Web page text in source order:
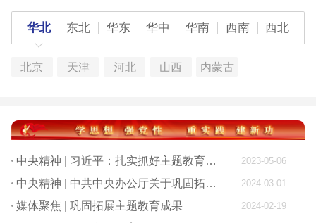
华北 东北 华东 华中 华南 西南 西北
北京 天津 河北 山西 内蒙古
中央精神 | 习近平：扎实抓好主题教育 为奋进新征程凝心聚力 2023-05-06
中央精神 | 中共中央办公厅关于巩固拓展学习贯彻习近平新时代中国特色社会主义思想主题教育成果的意见 2024-03-01
媒体聚焦 | 巩固拓展主题教育成果 2024-02-19